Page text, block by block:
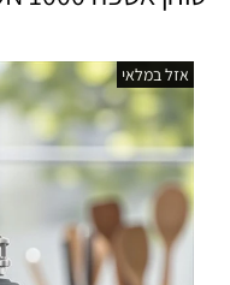
אזל במלאי